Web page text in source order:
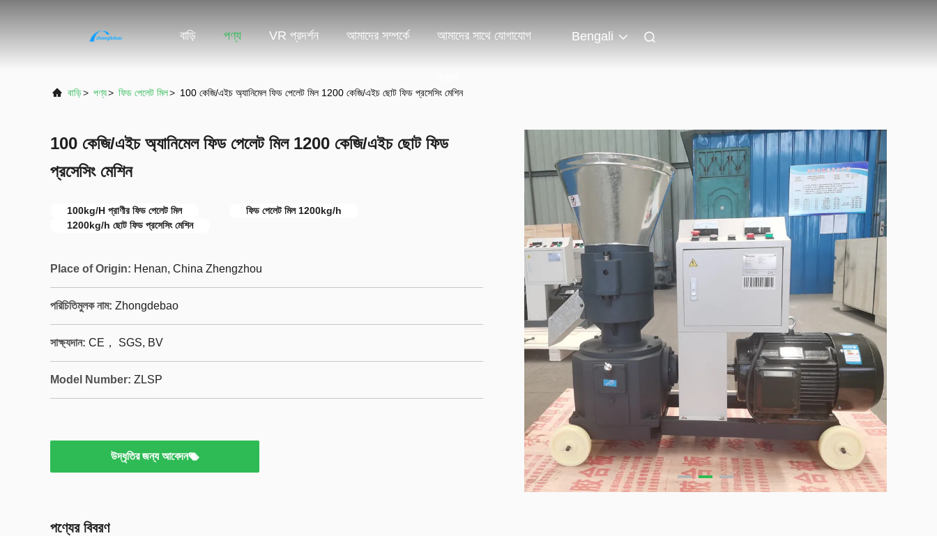
বাড়ি পণ্য VR প্রদর্শন আমাদের সম্পর্কে আমাদের সাথে যোগাযোগ Bengali
বাড়ি> পণ্য> ফিড পেলেট মিল> 100 কেজি/এইচ অ্যানিমেল ফিড পেলেট মিল 1200 কেজি/এইচ ছোট ফিড প্রসেসিং মেশিন
100 কেজি/এইচ অ্যানিমেল ফিড পেলেট মিল 1200 কেজি/এইচ ছোট ফিড
প্রসেসিং মেশিন
100kg/H প্রাণীর ফিড পেলেট মিল
ফিড পেলেট মিল 1200kg/h
1200kg/h ছোট ফিড প্রসেসিং মেশিন
Place of Origin: Henan, China Zhengzhou
পরিচিতিমুলক নাম: Zhongdebao
সাক্ষ্যদান: CE， SGS, BV
Model Number: ZLSP
উদ্ধৃতির জন্য আবেদন
পণ্যের বিবরণ